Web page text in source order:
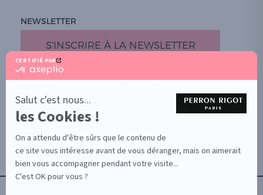
CERTIFIÉ PAR
certifié
En
savoir
plus
sur
Axeptio
Salut c'est nous...
les Cookies !
On a attendu d'être sûrs que le contenu de
ce site vous intéresse avant de vous déranger, mais on aimerait
bien vous accompagner pendant votre visite...
C'est OK pour vous ?
NEWSLETTER
S'INSCRIRE À LA NEWSLETTER
BOUTIQUE PARTICULIERS
AIDE / FAQ
CONTACT
CGU/CGV